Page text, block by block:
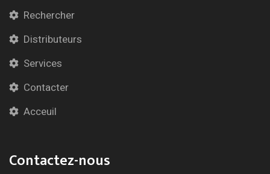
Rechercher
Distributeurs
Services
Contacter
Acceuil
Contactez-nous